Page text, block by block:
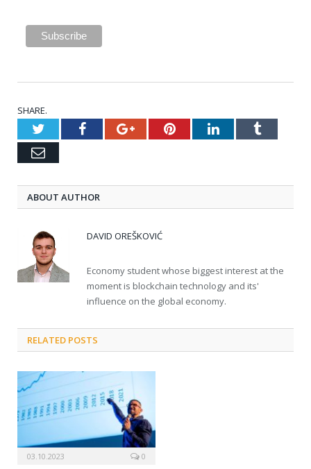
SHARE.
TwitterFacebookGoogle+PinterestLinkedInTumblr
Email
ABOUT AUTHOR
DAVID OREŠKOVIĆ
Economy student whose biggest interest at the
moment is blockchain technology and its'
influence on the global economy.
RELATED POSTS
03.10.2023 0